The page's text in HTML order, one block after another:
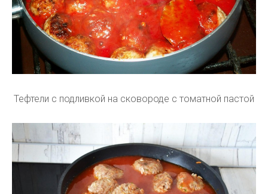
Тефтели с подливкой на сковороде с томатной пастой